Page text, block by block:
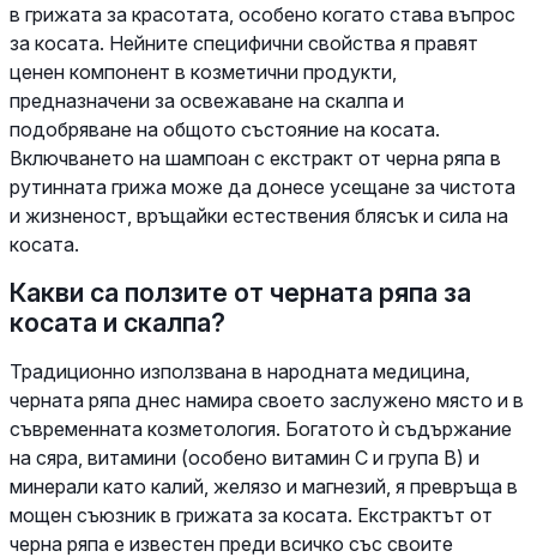
в грижата за красотата, особено когато става въпрос
за косата. Нейните специфични свойства я правят
ценен компонент в козметични продукти,
предназначени за освежаване на скалпа и
подобряване на общото състояние на косата.
Включването на шампоан с екстракт от черна ряпа в
рутинната грижа може да донесе усещане за чистота
и жизненост, връщайки естествения блясък и сила на
косата.
Какви са ползите от черната ряпа за
косата и скалпа?
Традиционно използвана в народната медицина,
черната ряпа днес намира своето заслужено място и в
съвременната козметология. Богатото ѝ съдържание
на сяра, витамини (особено витамин С и група В) и
минерали като калий, желязо и магнезий, я превръща в
мощен съюзник в грижата за косата. Екстрактът от
черна ряпа е известен преди всичко със своите